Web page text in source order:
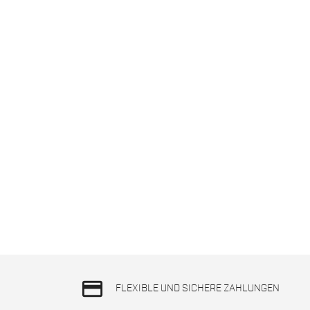
credit_card FLEXIBLE UND SICHERE ZAHLUNGEN